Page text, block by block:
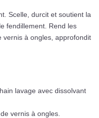
Scelle, durcit et soutient la
fendillement. Rend les
vernis à ongles, approfondit
lavage avec dissolvant
vernis à ongles.